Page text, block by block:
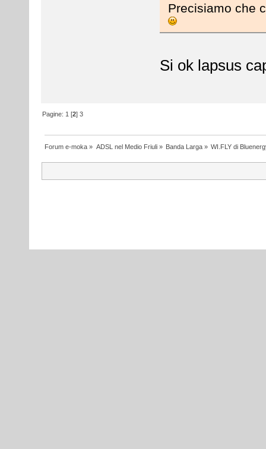
Precisiamo che
Si ok lapsus
Pagine: 1 [2]3
Forum e-moka » ADSL nel Medio Friuli» Banda Larga» WI.FLY di